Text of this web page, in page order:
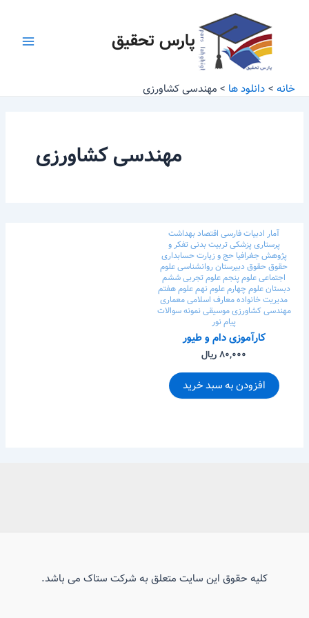
پارس تحقیق
خانه دانلود ها مهندسی کشاورزی
مهندسی کشاورزی
آمار ادبیات فارسی اقتصادبهداشت
پرستاریپزشکیتربیت بدنیتفکر و
پژوهشجغرافیاحج و زیارتحسابداری
حقوقحقوقدبیرستانروانشناسیعلوم
اجتماعیعلوم پنجمعلوم تجربی ششم
دبستانعلوم چهارمعلوم نهمعلوم هفتم
مدیریت خانوادهمعارف اسلامیمعماری
مهندسی کشاورزیموسیقینمونه سوالات
پیام نور
کارآموزی دام و طیور
۸۰,۰۰۰ ریال
افزودن به سبد خرید
کلیه حقوق این سایت متعلق به شرکت ستاک می باشد.